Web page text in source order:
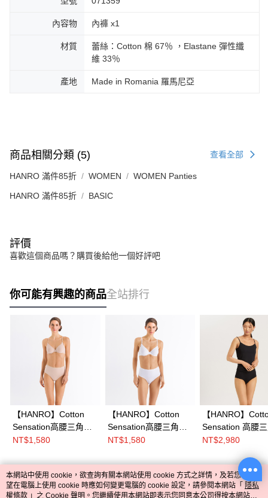
內容物 內褲 x1
材質
蕾絲：Cotton 棉 67％ ，Elastane 彈性纖
維 33％
產地 Made in Romania 羅馬尼亞
商品相關分類 (5) 查看全部
HANRO 滿件85折 WOMEN WOMEN Panties
HANRO 滿件85折 BASIC
評價
喜歡這個商品嗎？購買後給他一個好評吧
你可能有興趣的商品全站排行
【HANRO】Cotton
Sensation高腰三角褲
(膚)
NT$1,580
【HANRO】Cotton
Sensation高腰三角褲
(白)
NT$1,580
【HANRO】
Sensation 高腰
褲 XS-L (黑)
NT$2,980
熱門標籤
本網站中使用 cookie，欲查詢有關本網站使用 cookie 方式之詳情，及若您不希
望在電腦上使用 cookie 時應如何變更電腦的 cookie 設定，請參閱本網站「 隱私
權條款 」之 Cookie 聲明。您繼續使用本網站即表示您同意本公司得按本網站使